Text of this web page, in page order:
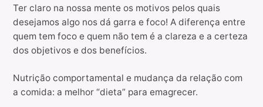
Ter claro na nossa mente os motivos pelos quais
desejamos algo nos dá garra e foco! A diferença entre
quem tem foco e quem não tem é a clareza e a certeza
dos objetivos e dos benefícios.
Nutrição comportamental e mudança da relação com
a comida: a melhor “dieta” para emagrecer.